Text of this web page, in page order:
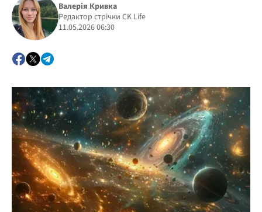
Валерія Кривка
Редактор стрічки CK Life
11.05.2026 06:30